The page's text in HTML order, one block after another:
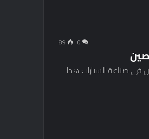
0
89
في صناعة السيارات هذا